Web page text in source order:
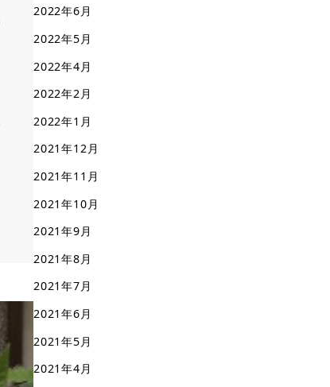
2022年6月
2022年5月
2022年4月
2022年2月
2022年1月
2021年12月
2021年11月
2021年10月
2021年9月
2021年8月
2021年7月
2021年6月
2021年5月
2021年4月